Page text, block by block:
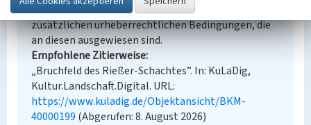
angezeigten Medien unterliegen möglicherweise
zusätzlichen urheberrechtlichen Bedingungen, die
an diesen ausgewiesen sind.
Empfohlene Zitierweise
„Bruchfeld des Rießer-Schachtes”. In: KuLaDig,
Kultur.Landschaft.Digital. URL:
https://www.kuladig.de/Objektansicht/BKM-
40000199 (Abgerufen: 8. August 2026)